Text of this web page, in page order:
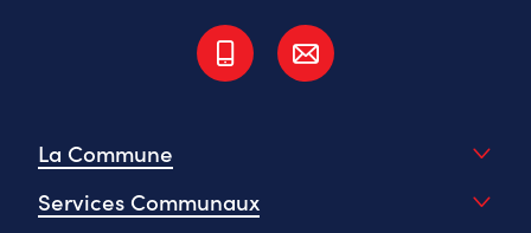
La Commune
Services Communaux